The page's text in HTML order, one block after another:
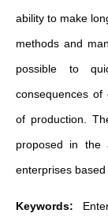
ability to make
methods and
possible to
consequences
of production.
proposed in the
enterprises based
Keywords: